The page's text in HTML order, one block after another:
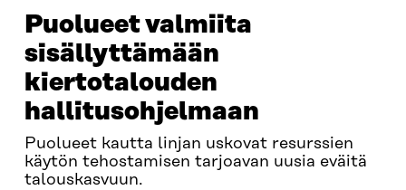
Puolueet valmiita
sisällyttämään
kiertotalouden
hallitusohjelmaan
Puolueet kautta linjan uskovat resurssien
käytön tehostamisen tarjoavan uusia eväitä
talouskasvuun.